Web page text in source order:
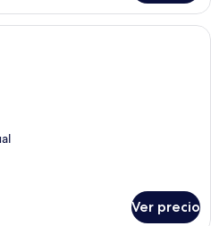
Ver precio